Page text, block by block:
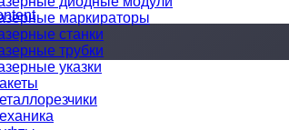
маркираторы
станки
трубки
указки